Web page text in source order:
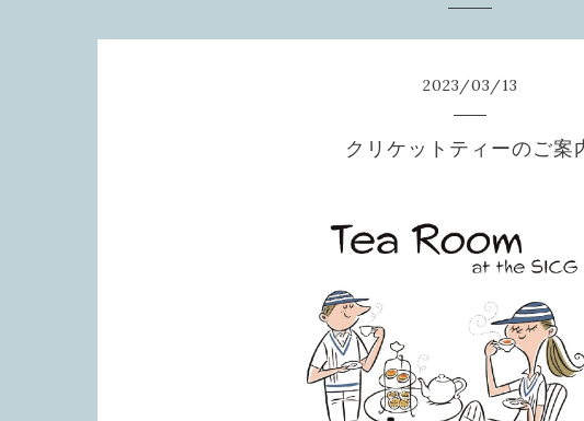
2023/03/13
クリケットティーのご案